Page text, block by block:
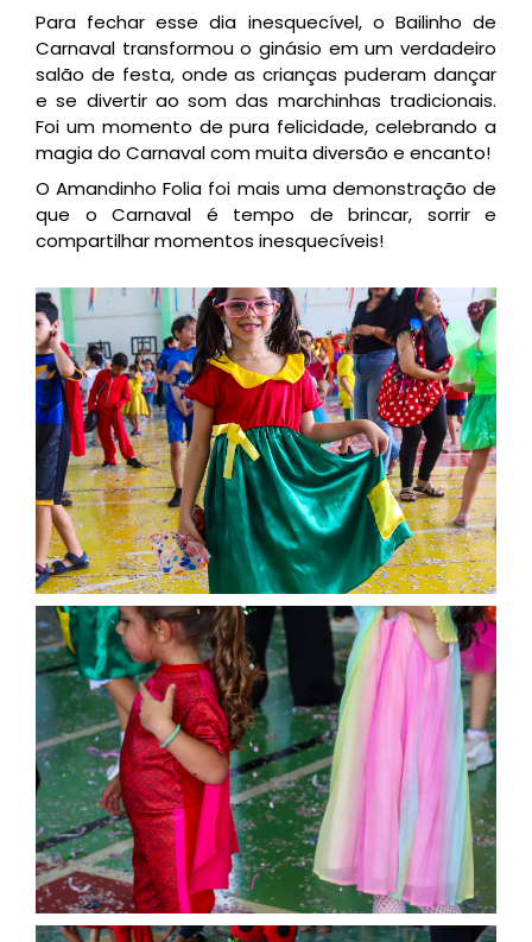
Para fechar esse dia inesquecível, o Bailinho de
Carnaval transformou o ginásio em um verdadeiro
salão de festa, onde as crianças puderam dançar
e se divertir ao som das marchinhas tradicionais.
Foi um momento de pura felicidade, celebrando a
magia do Carnaval com muita diversão e encanto!
O Amandinho Folia foi mais uma demonstração de
que o Carnaval é tempo de brincar, sorrir e
compartilhar momentos inesquecíveis!